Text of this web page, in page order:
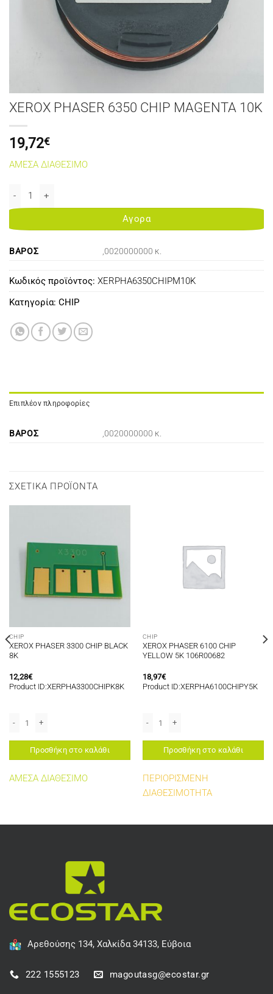
XEROX PHASER 6350 CHIP MAGENTA 10K
19,72€
ΑΜΕΣΑ ΔΙΑΘΕΣΙΜΟ
XEROX PHASER 6350 CHIP MAGENTA 10K ποσότητα
Αγορα
ΒΆΡΟΣ ,0020000000 κ.
Κωδικός προϊόντος: XERPHA6350CHIPM10K
Κατηγορία: CHIP
Επιπλέον πληροφορίες
ΒΆΡΟΣ ,0020000000 κ.
ΣΧΕΤΙΚΆ ΠΡΟΪΌΝΤΑ
CHIP
XEROX PHASER 3300 CHIP BLACK
8K
12,28€
Product ID:XERPHA3300CHIPK8K
Προσθήκη στο καλάθι
ΑΜΕΣΑ ΔΙΑΘΕΣΙΜΟ
CHIP
XEROX PHASER 6100 CHIP
YELLOW 5K 106R00682
18,97€
Product ID:XERPHA6100CHIPY5K
Προσθήκη στο καλάθι
ΠΕΡΙΟΡΙΣΜΕΝΗ
ΔΙΑΘΕΣΙΜΟΤΗΤΑ
Αρεθούσης 134, Χαλκίδα 34133, Εύβοια
222 1555123 magoutasg@ecostar.gr